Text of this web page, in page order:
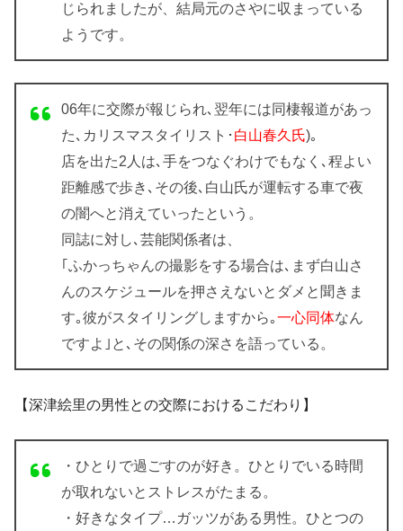
じられましたが、結局元のさやに収まっている
ようです。
06年に交際が報じられ､翌年には同棲報道があっ
た､カリスマスタイリスト･ 白山春久氏)｡
店を出た2人は､手をつなぐわけでもなく､程よい
距離感で歩き､その後､白山氏が運転する車で夜
の闇へと消えていったという。
同誌に対し､芸能関係者は、
｢ふかっちゃんの撮影をする場合は､まず白山さ
んのスケジュールを押さえないとダメと聞きま
す｡彼がスタイリングしますから｡一心同体なん
ですよ｣と､その関係の深さを語っている。
【深津絵里の男性との交際におけるこだわり】
・ひとりで過ごすのが好き。ひとりでいる時間
が取れないとストレスがたまる。
・好きなタイプ…ガッツがある男性。ひとつの